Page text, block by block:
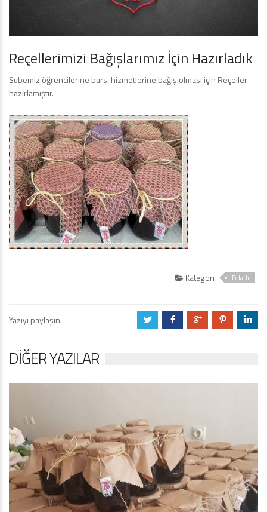
Reçellerimizi Bağışlarımız İçin Hazırladık
Şubemiz öğrencilerine burs, hizmetlerine bağış olması için Reçeller
hazırlamıştır.
Kategori Polatlı
Yazıyı paylaşın: a b c d j
DIĞER YAZILAR